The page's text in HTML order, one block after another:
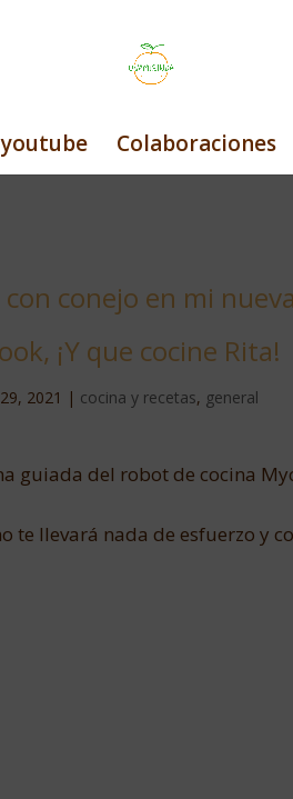
Colaboraciones
conejo en mi
¡Y que cocine Rita!
2021 | cocina y recetas, general
guiada del robot de cocina
te llevará nada de esfuerzo y